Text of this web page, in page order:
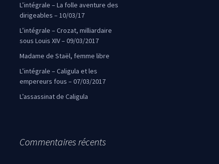
L’intégrale – La folle aventure des
dirigeables – 10/03/17
L’intégrale – Crozat, milliardaire
sous Louis XIV – 09/03/2017
Madame de Staël, femme libre
L’intégrale – Caligula et les
empereurs fous – 07/03/2017
L’assassinat de Caligula
Commentaires récents